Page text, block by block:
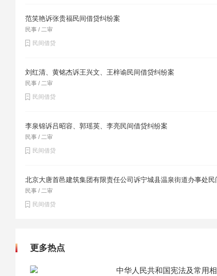
评价，不同的裁判结果不仅起不到引领着社会的风
主义核心价值观”等内容写入报告，研究死亡抚恤
对于同类型案件的审判，具有现实意义及一定的参考
的认定。由于死亡抚恤金由各亲属共有，抚恤金分
比例分割意见一致，属按份共有。抚恤金虽非出资
份额与其出资成正比的精神，将抚恤金共有人对共
应均等，即享有抚恤金的份额主要应依履行赡养（
的补助，故分割时除考虑赡养（扶养）义务人所尽
出死者对义务人所尽义务的评价，应将死者生前意
因素，二审法院认定王力源、王思源、王浣沙与
范笑艳诉张贵福民间借贷纠纷案
民事 / 二审
民间借贷
刘红清、黄铭杰诉王兴文、王梓谕民间借贷纠纷案
民事 / 二审
民间借贷
李泉锦诉吕昭容、郭瑶英、李亮民间借贷纠纷案
民事 / 二审
民间借贷
北京大唐首邑建筑集团有限责任公司诉宁城县温泉街道办事处
民事 / 二审
民间借贷
更多热点
中华人民共和国宪法及常用